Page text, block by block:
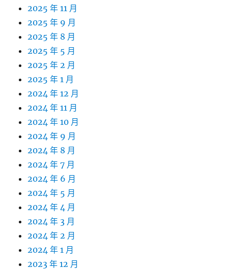
2025 年 11 月
2025 年 9 月
2025 年 8 月
2025 年 5 月
2025 年 2 月
2025 年 1 月
2024 年 12 月
2024 年 11 月
2024 年 10 月
2024 年 9 月
2024 年 8 月
2024 年 7 月
2024 年 6 月
2024 年 5 月
2024 年 4 月
2024 年 3 月
2024 年 2 月
2024 年 1 月
2023 年 12 月